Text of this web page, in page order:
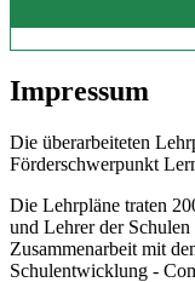
Impressum
Die überarbeiteten
Förderschwerpunkt
Die Lehrpläne traten
und Lehrer der
Zusammenarbeit mit
Schulentwicklung -